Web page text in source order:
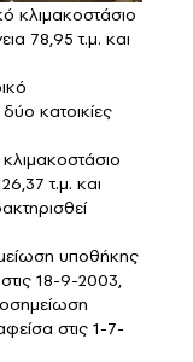
κλιμακοστάσιο
78,95 τ.μ. και
κατοικίες
τ.μ. και
υποθήκης
18-9-2003,
στις 1-7-